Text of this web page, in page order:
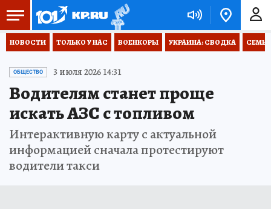
НОВОСТИ ТОЛЬКО У НАС ВОЕНКОРЫ УКРАИНА: СВОДКА
ОБЩЕСТВО 3 июля 2026 14:31
Водителям станет проще
искать АЗС с топливом
Интерактивную карту с актуальной
информацией сначала протестируют
водители такси